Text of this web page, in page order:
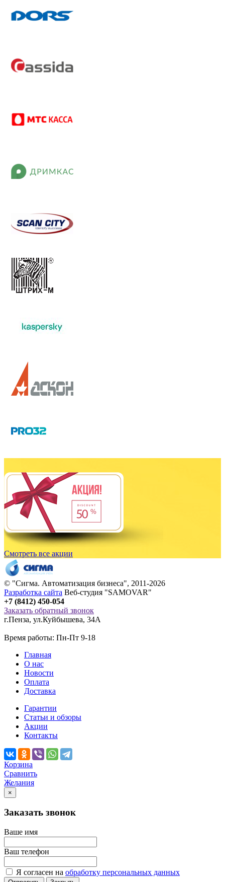
Смотреть все акции
© "Сигма. Автоматизация бизнеса", 2011-2026
Разработка сайта Веб-студия "SAMOVAR"
+7 (8412) 450-054
Заказать обратный звонок
г.Пенза, ул.Куйбышева, 34А
Время работы: Пн-Пт 9-18
Главная
О нас
Новости
Оплата
Доставка
Гарантии
Статьи и обзоры
Акции
Контакты
Корзина
Сравнить
Желания
×
Заказать звонок
Ваше имя
Ваш телефон
Я согласен на обработку персональных данных